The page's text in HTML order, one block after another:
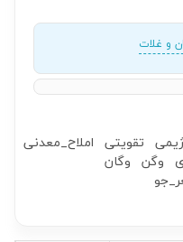
و غلات
تقویتی املاح_معدنی
وگن وگان